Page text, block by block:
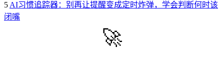
5 AI习惯追踪器：别再让提醒变成定时炸弹，学会判断何时该
闭嘴
🚀